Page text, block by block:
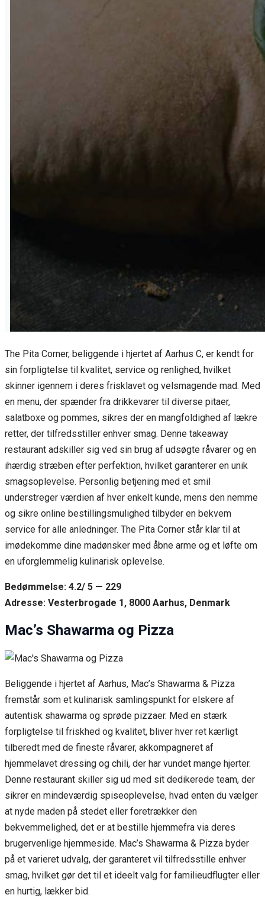
The Pita Corner, beliggende i hjertet af Aarhus C, er kendt for
sin forpligtelse til kvalitet, service og renlighed, hvilket
skinner igennem i deres frisklavet og velsmagende mad. Med
en menu, der spænder fra drikkevarer til diverse pitaer,
salatboxe og pommes, sikres der en mangfoldighed af lækre
retter, der tilfredsstiller enhver smag. Denne takeaway
restaurant adskiller sig ved sin brug af udsøgte råvarer og en
ihærdig stræben efter perfektion, hvilket garanterer en unik
smagsoplevelse. Personlig betjening med et smil
understreger værdien af hver enkelt kunde, mens den nemme
og sikre online bestillingsmulighed tilbyder en bekvem
service for alle anledninger. The Pita Corner står klar til at
imødekomme dine madønsker med åbne arme og et løfte om
en uforglemmelig kulinarisk oplevelse.
Bedømmelse: 4.2/ 5 — 229
Adresse: Vesterbrogade 1, 8000 Aarhus, Denmark
Mac’s Shawarma og Pizza
Beliggende i hjertet af Aarhus, Mac’s Shawarma & Pizza
fremstår som et kulinarisk samlingspunkt for elskere af
autentisk shawarma og sprøde pizzaer. Med en stærk
forpligtelse til friskhed og kvalitet, bliver hver ret kærligt
tilberedt med de fineste råvarer, akkompagneret af
hjemmelavet dressing og chili, der har vundet mange hjerter.
Denne restaurant skiller sig ud med sit dedikerede team, der
sikrer en mindeværdig spiseoplevelse, hvad enten du vælger
at nyde maden på stedet eller foretrækker den
bekvemmelighed, det er at bestille hjemmefra via deres
brugervenlige hjemmeside. Mac’s Shawarma & Pizza byder
på et varieret udvalg, der garanteret vil tilfredsstille enhver
smag, hvilket gør det til et ideelt valg for familieudflugter eller
en hurtig, lækker bid.